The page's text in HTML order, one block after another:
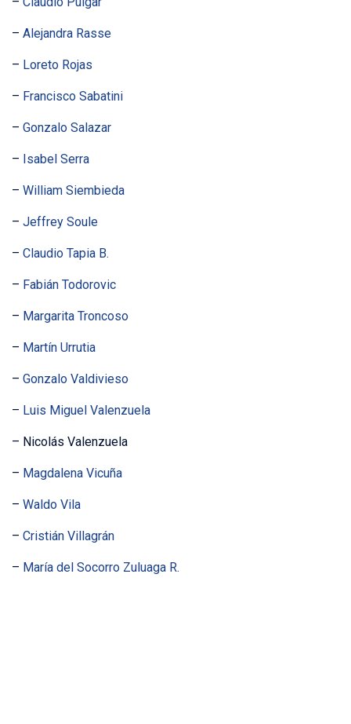
– Alejandra Rasse
– Loreto Rojas
– Francisco Sabatini
– Gonzalo Salazar
– Isabel Serra
– William Siembieda
– Jeffrey Soule
– Claudio Tapia B.
– Fabián Todorovic
– Margarita Troncoso
– Martín Urrutia
– Gonzalo Valdivieso
– Luis Miguel Valenzuela
– Nicolás Valenzuela
– Magdalena Vicuña
– Waldo Vila
– Cristián Villagrán
– María del Socorro Zuluaga R.